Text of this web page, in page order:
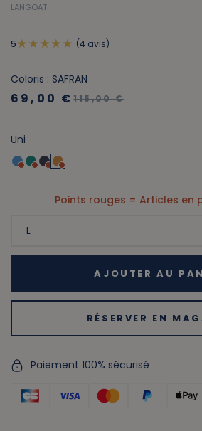
LANGOAT
5 (4 avis)
Coloris : SAFRAN
69,00 €115,00 €
Uni
Points rouges = Articles en
AJOUTER AU
RÉSERVER EN
Paiement 100% sécurisé